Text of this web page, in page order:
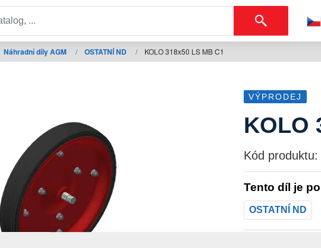
Náhradní díly AGM / OSTATNÍ ND / KOLO 318x50 LS MB C1
VÝPRODEJ
KOLO
Kód produktu:
Tento díl je
OSTATNÍ ND